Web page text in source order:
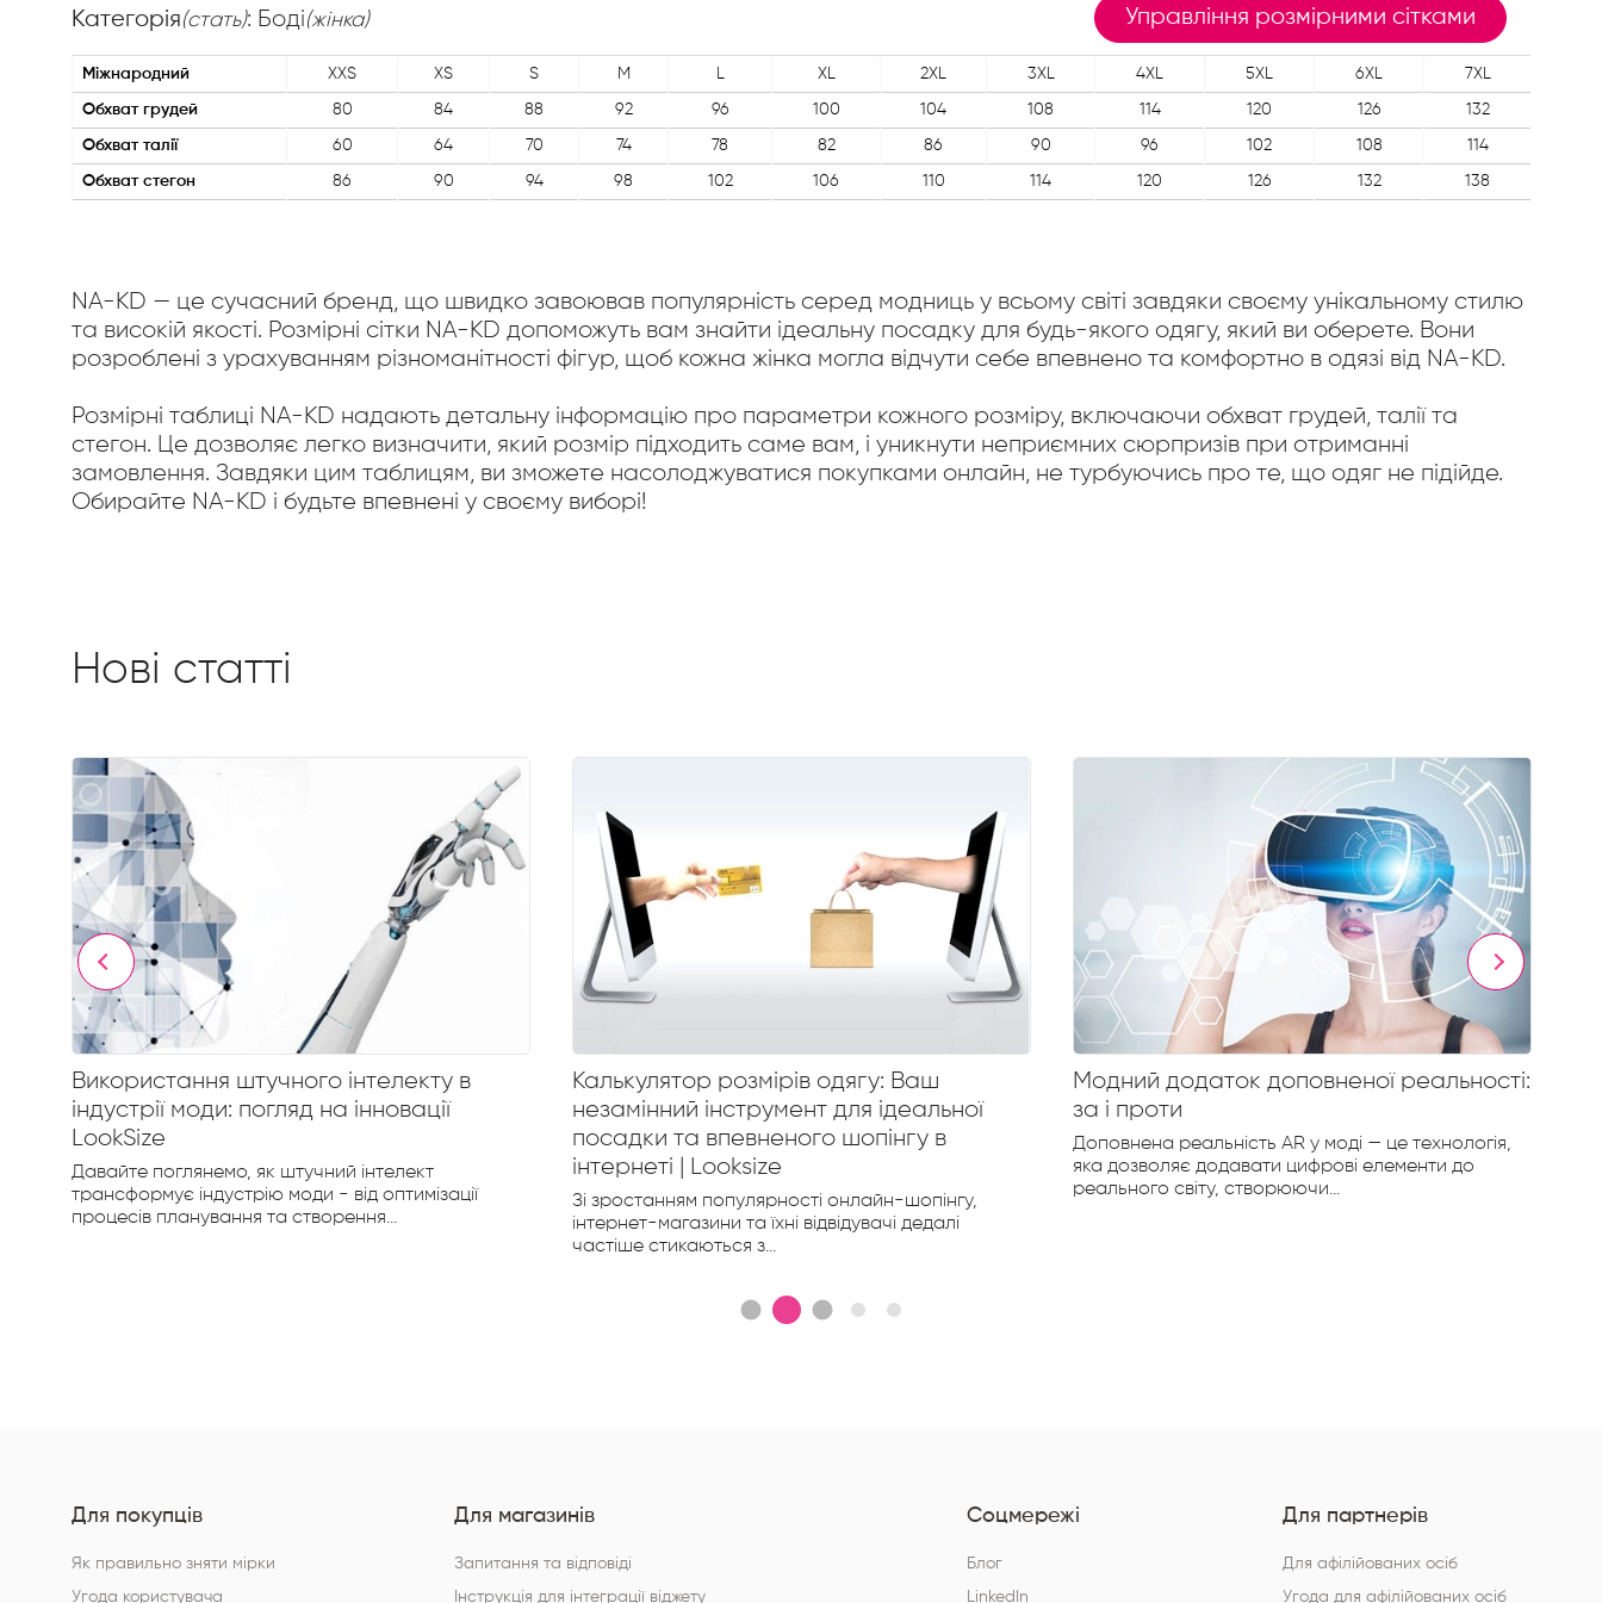
Категорія(стать): Боді(жінка) Управління розмірними сітками
Міжнародний XXS XS S M L XL 2XL 3XL 4XL 5XL 6XL 7XL
Обхват грудей 80 84 88 92 96 100 104 108 114 120 126 132
Обхват талії 60 64 70 74 78 82 86 90 96 102 108 114
Обхват стегон 86 90 94 98 102 106 110 114 120 126 132 138
NA-KD — це сучасний бренд, що швидко завоював популярність серед модниць у всьому світі завдяки своєму унікальному стилю
та високій якості. Розмірні сітки NA-KD допоможуть вам знайти ідеальну посадку для будь-якого одягу, який ви оберете. Вони
розроблені з урахуванням різноманітності фігур, щоб кожна жінка могла відчути себе впевнено та комфортно в одязі від NA-KD.
Розмірні таблиці NA-KD надають детальну інформацію про параметри кожного розміру, включаючи обхват грудей, талії та
стегон. Це дозволяє легко визначити, який розмір підходить саме вам, і уникнути неприємних сюрпризів при отриманні
замовлення. Завдяки цим таблицям, ви зможете насолоджуватися покупками онлайн, не турбуючись про те, що одяг не підійде.
Обирайте NA-KD і будьте впевнені у своєму виборі!
Нові статті
Використання штучного інтелекту в
індустрії моди: погляд на інновації
LookSize
Давайте поглянемо, як штучний інтелект
трансформує індустрію моди - від оптимізації
процесів планування та створення...
Калькулятор розмірів одягу: Ваш
незамінний інструмент для ідеальної
посадки та впевненого шопінгу в
інтернеті | Looksize
Зі зростанням популярності онлайн-шопінгу,
інтернет-магазини та їхні відвідувачі дедалі
частіше стикаються з...
Модний додаток доповненої реальності:
за і проти
Доповнена реальність AR у моді — це технологія,
яка дозволяє додавати цифрові елементи до
реального світу, створюючи...
Для покупців
Як правильно зняти мірки
Угода користувача
Для магазинів
Запитання та відповіді
Інструкція для інтеграції віджету
Соцмережі
Блог
LinkedIn
Для партнерів
Для афілійованих осіб
Угода для афілійованих осіб